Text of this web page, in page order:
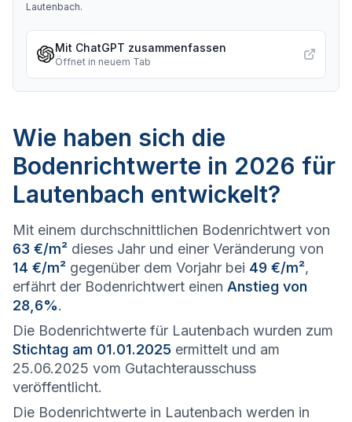
Lautenbach.
Mit ChatGPT zusammenfassen
Öffnet in neuem Tab
Wie haben sich die
Bodenrichtwerte in 2026 für
Lautenbach entwickelt?
Mit einem durchschnittlichen Bodenrichtwert von
63 €/m² dieses Jahr und einer Veränderung von
14 €/m² gegenüber dem Vorjahr bei 49 €/m²,
erfährt der Bodenrichtwert einen Anstieg von
28,6%.
Die Bodenrichtwerte für Lautenbach wurden zum
Stichtag am 01.01.2025 ermittelt und am
25.06.2025 vom Gutachterausschuss
veröffentlicht.
Die Bodenrichtwerte in Lautenbach werden in